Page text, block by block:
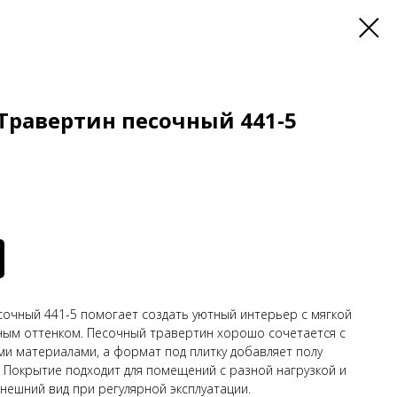
песочный 441-5
441-5 помогает создать уютный интерьер с мягкой
оттенком. Песочный травертин хорошо сочетается с
материалами, а формат под плитку добавляет полу
Покрытие подходит для помещений с разной нагрузкой и
вид при регулярной эксплуатации.